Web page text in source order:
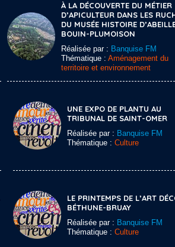
À LA DÉCOUVERTE DU MÉTIER
D’APICULTEUR DANS LES
DU MUSÉE HISTOIRE
BOUIN-PLUMOISON
Réalisée par : Banquise FM
Thématique : Aménagement du
territoire et environnement
UNE EXPO DE PLANTU AU
TRIBUNAL DE SAINT-OMER
Réalisée par : Banquise FM
Thématique : Culture
LE PRINTEMPS DE L’ART
BÉTHUNE-BRUAY
Réalisée par : Banquise FM
Thématique : Culture